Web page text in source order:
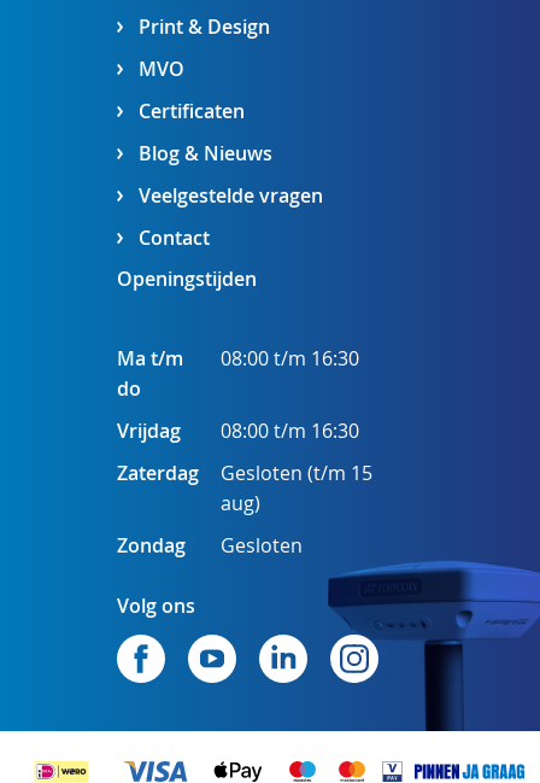
Print & Design
MVO
Certificaten
Blog & Nieuws
Veelgestelde vragen
Contact
Openingstijden
Ma t/m
do
08:00 t/m 16:30
Vrijdag
08:00 t/m 16:30
Zaterdag
Gesloten (t/m 15
aug)
Zondag
Gesloten
Volg ons